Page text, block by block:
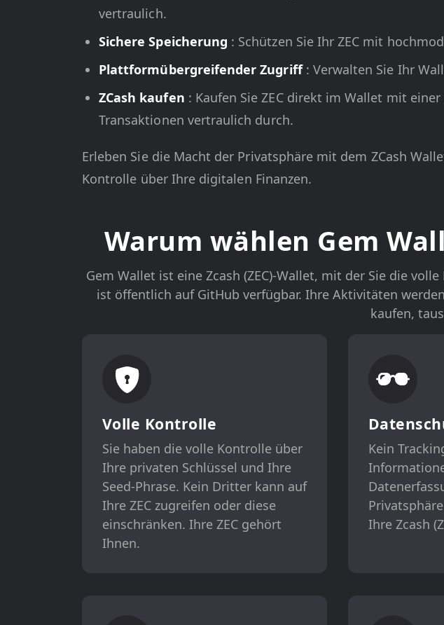
vertraulich.
Sichere Speicherung : Schützen Sie Ihr ZEC mit
Plattformübergreifender Zugriff : Verwalten Sie Ihr
ZCash kaufen : Kaufen Sie ZEC direkt im Wallet mit
Transaktionen vertraulich durch.
Erleben Sie die Macht der Privatsphäre mit dem ZCash
Kontrolle über Ihre digitalen Finanzen.
Warum wählen Gem
Gem Wallet ist eine Zcash (ZEC)-Wallet, mit der Sie die
ist öffentlich auf GitHub verfügbar. Ihre Aktivitäten
kaufen,
Volle Kontrolle
Sie haben die volle Kontrolle über
Ihre privaten Schlüssel und Ihre
Seed-Phrase. Kein Dritter kann auf
Ihre ZEC zugreifen oder diese
einschränken. Ihre ZEC gehört
Ihnen.
Kein
Ihre Zcash